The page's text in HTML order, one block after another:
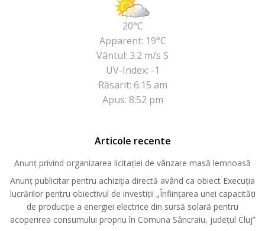
20°C
Apparent: 19°C
Vântul: 3.2 m/s S
UV-Index: -1
Răsarit: 6:15 am
Apus: 8:52 pm
Articole recente
Anunț privind organizarea licitației de vânzare masă lemnoasă
Anunț publicitar pentru achiziția directă având ca obiect Execuția
lucrărilor pentru obiectivul de investiții „Înființarea unei capacități
de producție a energiei electrice din sursă solară pentru
acoperirea consumului propriu în Comuna Sâncraiu, județul Cluj”